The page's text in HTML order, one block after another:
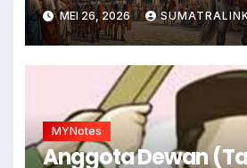
MEI 26, 2026
MYNotes
Anggota Dewan